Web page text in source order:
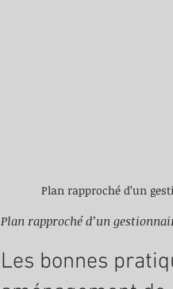
Plan rapproché d’un
Plan rapproché d’un
Les bonnes